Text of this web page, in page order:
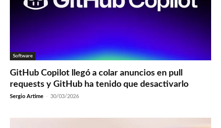
Software
GitHub Copilot llegó a colar anuncios en pull
requests y GitHub ha tenido que desactivarlo
Sergio Artime - 30/03/2026